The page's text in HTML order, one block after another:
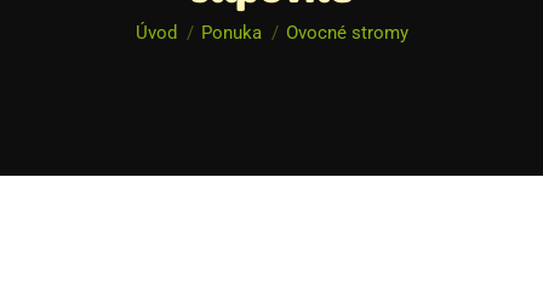
Úvod Ponuka Ovocné stromy